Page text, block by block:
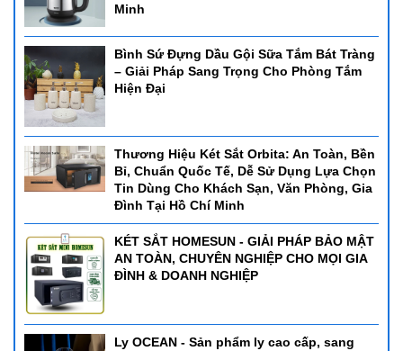
Minh
Bình Sứ Đựng Dầu Gội Sữa Tắm Bát Tràng
– Giải Pháp Sang Trọng Cho Phòng Tắm
Hiện Đại
Thương Hiệu Két Sắt Orbita: An Toàn, Bền
Bỉ, Chuẩn Quốc Tế, Dễ Sử Dụng Lựa Chọn
Tin Dùng Cho Khách Sạn, Văn Phòng, Gia
Đình Tại Hồ Chí Minh
KÉT SẮT HOMESUN - GIẢI PHÁP BẢO MẬT
AN TOÀN, CHUYÊN NGHIỆP CHO MỌI GIA
ĐÌNH & DOANH NGHIỆP
Ly OCEAN - Sản phẩm ly cao cấp, sang